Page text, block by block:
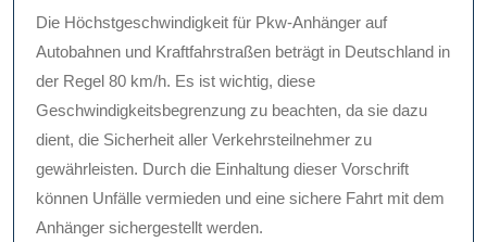
Die Höchstgeschwindigkeit für Pkw-Anhänger auf
Autobahnen und Kraftfahrstraßen beträgt in Deutschland in
der Regel 80 km/h. Es ist wichtig, diese
Geschwindigkeitsbegrenzung zu beachten, da sie dazu
dient, die Sicherheit aller Verkehrsteilnehmer zu
gewährleisten. Durch die Einhaltung dieser Vorschrift
können Unfälle vermieden und eine sichere Fahrt mit dem
Anhänger sichergestellt werden.